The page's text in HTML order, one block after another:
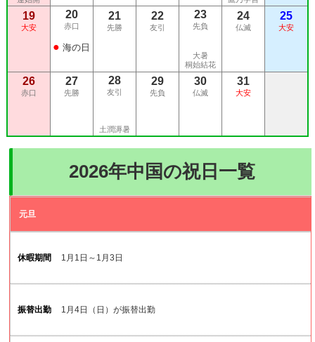
19
大安
20
赤口
● 海の日
21
先勝
22
友引
23
先負
大暑
桐始結花
24
仏滅
25
大安
26
赤口
27
先勝
28
友引
土潤溽暑
29
先負
30
仏滅
31
大安
2026年中国の祝日一覧
祝
日
休
間
元旦
1月1日～1月3日
1月4日（日）が振替出勤